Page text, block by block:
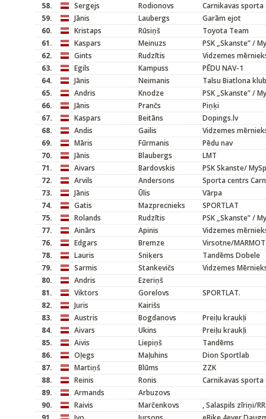
58.
Sergejs Rodionovs
Carnikavas sporta
59.
Jānis Laubergs
Garām ejot
60.
Kristaps Rūsiņš
Toyota Team
61.
Kaspars Meinuzs
PSK „Skanste” /
62.
Gints Rudzītis
Vidzemes
63.
Egils Kampuss
PĒDU NAV-1
64.
Jānis Neimanis
Talsu Biatlona
65.
Andris Knodze
PSK „Skanste” /
66.
Jānis Prančs
Piņķi
67.
Kaspars Beitāns
Dopings.lv
68.
Andis Gailis
Vidzemes
69.
Māris Fūrmanis
Pēdu nav
70.
Jānis Blaubergs
LMT
71.
Aivars Bardovskis
PSK Skanste/
72.
Arvils Andersons
Sporta centrs
73.
Jānis Ūlis
Vārpa
74.
Gatis Mazprecnieks
SPORTLAT
75.
Rolands Rudzītis
PSK „Skanste” /
77.
Ainārs Apinis
Vidzemes
76.
Edgars Bremze
Virsotne/MARMOT
78.
Lauris Sniķers
Tandēms Dobele
79.
Sarmis Stankevičs
Vidzemes
80.
Andris
Ezeriņš
81.
Viktors Gorelovs
SPORTLAT.
82.
Juris
Kairišs
83.
Austris Bogdanovs
Preiļu kraukļi
84.
Aivars Ukins
Preiļu kraukļi
85.
Aivis Liepiņš
Tandēms
86.
Oļegs Maļuhins
Dion Sportlab
87.
Martiņš Blūms
ZZK
88.
Reinis Ronis
Carnikavas sporta
89.
Armands
Arbuzovs
90.
Raivis Marčenkovs
, Salaspils zīriņi/